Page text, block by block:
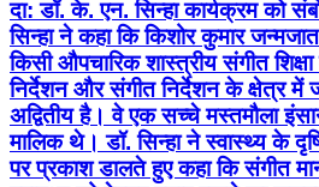
दा: डॉ. के. एन. सिन्हा कार्यक्रम को
सिन्हा ने कहा कि किशोर कुमार
किसी औपचारिक शास्त्रीय संगीत
निर्देशन और संगीत निर्देशन के क्षेत्र में
अद्वितीय है। वे एक सच्चे मस्तमौला
मालिक थे। डॉ. सिन्हा ने स्वास्थ्य के
पर प्रकाश डालते हुए कहा कि संगीत